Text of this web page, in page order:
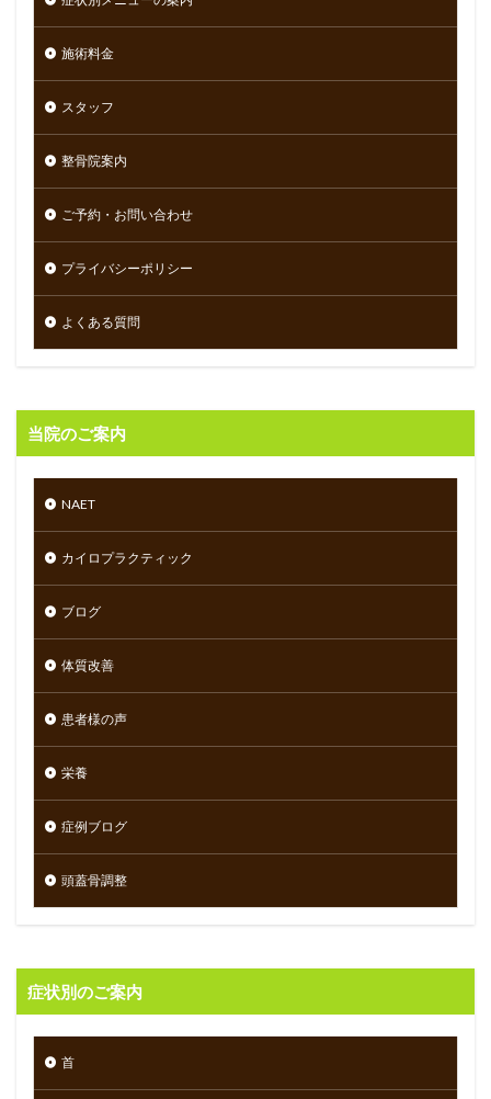
施術料金
スタッフ
整骨院案内
ご予約・お問い合わせ
プライバシーポリシー
よくある質問
当院のご案内
NAET
カイロプラクティック
ブログ
体質改善
患者様の声
栄養
症例ブログ
頭蓋骨調整
症状別のご案内
首